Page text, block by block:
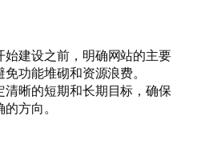
始建设之前，明确网站的主要
功能堆砌和资源浪费。
清晰的短期和长期目标，确保
方向。